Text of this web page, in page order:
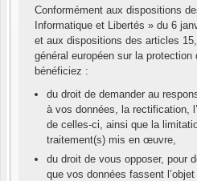
Conformément aux dispositions
Informatique et Libertés » du 6
et aux dispositions des articles
général européen sur la
bénéficiez :
du droit de demander au
à vos données, la rectification,
de celles-ci, ainsi que la
traitement(s) mis en œuvre,
du droit de vous opposer, pour
que vos données fassent